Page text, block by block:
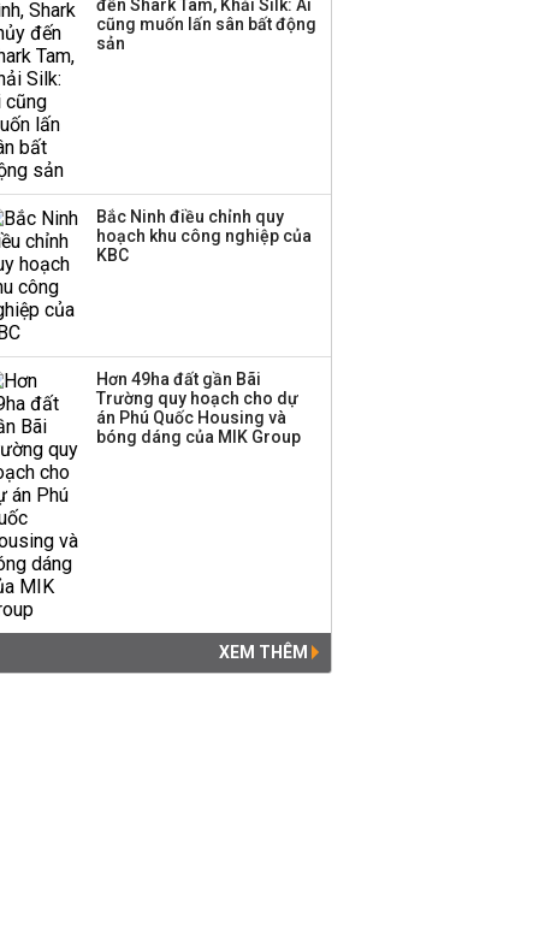
đến Shark Tam, Khải Silk: Ai
cũng muốn lấn sân bất động
sản
Bắc Ninh điều chỉnh quy
hoạch khu công nghiệp của
KBC
Hơn 49ha đất gần Bãi
Trường quy hoạch cho dự
án Phú Quốc Housing và
bóng dáng của MIK Group
XEM THÊM